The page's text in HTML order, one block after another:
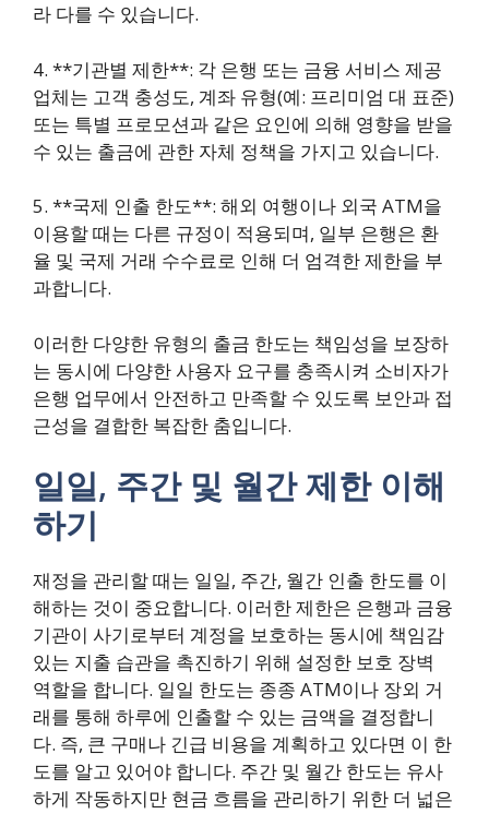
라 다를 수 있습니다.
4. **기관별 제한**: 각 은행 또는 금융 서비스 제공
업체는 고객 충성도, 계좌 유형(예: 프리미엄 대 표준)
또는 특별 프로모션과 같은 요인에 의해 영향을 받을
수 있는 출금에 관한 자체 정책을 가지고 있습니다.
5. **국제 인출 한도**: 해외 여행이나 외국 ATM을
이용할 때는 다른 규정이 적용되며, 일부 은행은 환
율 및 국제 거래 수수료로 인해 더 엄격한 제한을 부
과합니다.
이러한 다양한 유형의 출금 한도는 책임성을 보장하
는 동시에 다양한 사용자 요구를 충족시켜 소비자가
은행 업무에서 안전하고 만족할 수 있도록 보안과 접
근성을 결합한 복잡한 춤입니다.
일일, 주간 및 월간 제한 이해
하기
재정을 관리할 때는 일일, 주간, 월간 인출 한도를 이
해하는 것이 중요합니다. 이러한 제한은 은행과 금융
기관이 사기로부터 계정을 보호하는 동시에 책임감
있는 지출 습관을 촉진하기 위해 설정한 보호 장벽
역할을 합니다. 일일 한도는 종종 ATM이나 장외 거
래를 통해 하루에 인출할 수 있는 금액을 결정합니
다. 즉, 큰 구매나 긴급 비용을 계획하고 있다면 이 한
도를 알고 있어야 합니다. 주간 및 월간 한도는 유사
하게 작동하지만 현금 흐름을 관리하기 위한 더 넓은